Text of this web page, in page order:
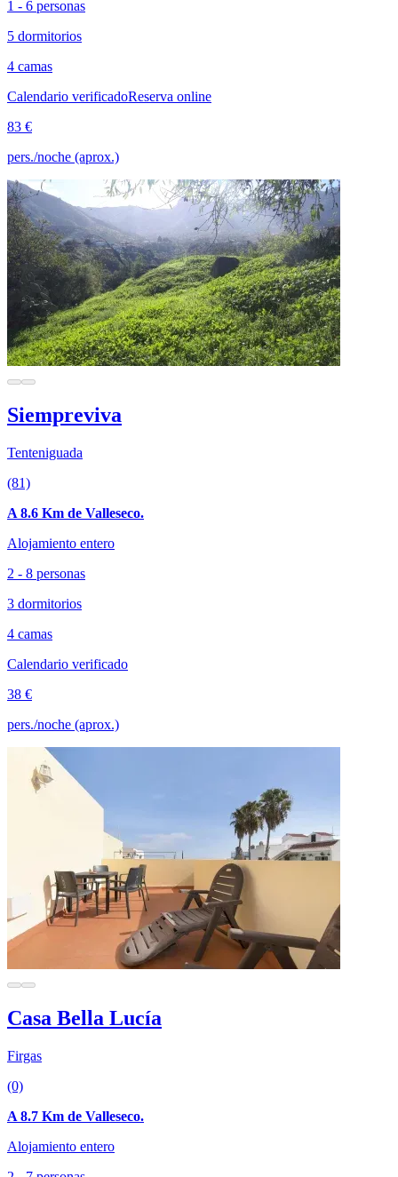
1 - 6 personas
5 dormitorios
4 camas
Calendario verificadoReserva online
83 €
pers./noche (aprox.)
Siempreviva
Tenteniguada
(81)
A 8.6 Km de Valleseco.
Alojamiento entero
2 - 8 personas
3 dormitorios
4 camas
Calendario verificado
38 €
pers./noche (aprox.)
Casa Bella Lucía
Firgas
(0)
A 8.7 Km de Valleseco.
Alojamiento entero